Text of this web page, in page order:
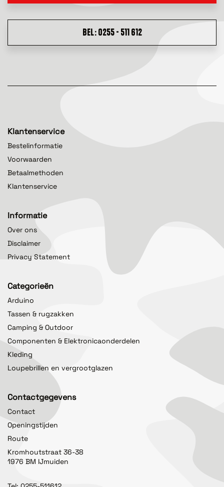
BEL: 0255 - 511 612
Klantenservice
Bestelinformatie
Voorwaarden
Betaalmethoden
Klantenservice
Informatie
Over ons
Disclaimer
Privacy Statement
Categorieën
Arduino
Tassen & rugzakken
Camping & Outdoor
Componenten & Elektronicaonderdelen
Kleding
Loupebrillen en vergrootglazen
Contactgegevens
Contact
Openingstijden
Route
Kromhoutstraat 36-38
1976 BM IJmuiden